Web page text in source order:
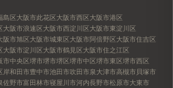
島区大阪市此花区大阪市西区大阪市港区
大阪市浪速区大阪市西淀川区大阪市東淀川区
阪市旭区大阪市城東区大阪市阿倍野区大阪市住吉区
大阪市淀川区大阪市鶴見区大阪市住之江区
市中央区堺市堺市堺区堺市中区堺市東区堺市西区
岸和田市豊中市池田市吹田市泉大津市高槻市 貝塚市
佐野市富田林市寝屋川市河内長野市松原市大東市